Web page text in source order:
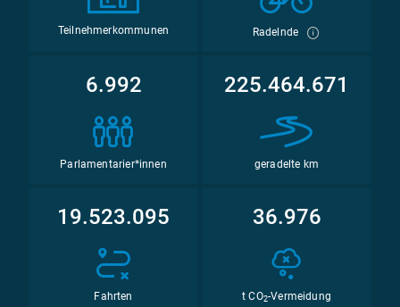
Teilnehmerkommunen Radelnde
6.992
Parlamentarier*innen
225.464.671
geradelte km
19.523.095
Fahrten
36.976
t CO2-Vermeidung